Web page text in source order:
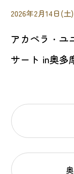
2026年2月14日(土)
アカペラ・ユ
サート in奥多